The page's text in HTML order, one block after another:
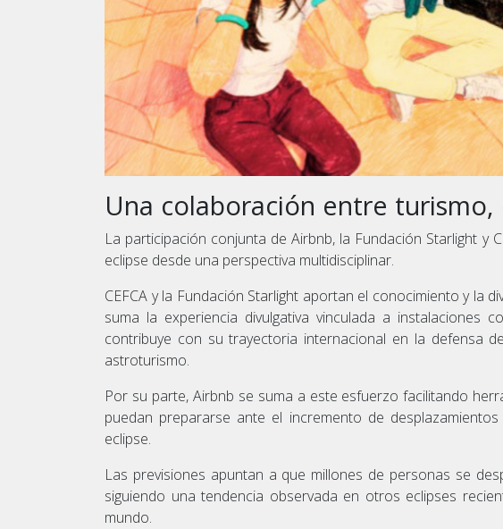
Una colaboración entre turismo,
La participación conjunta de Airbnb, la Fundación Starlight y
eclipse desde una perspectiva multidisciplinar.
CEFCA y la Fundación Starlight aportan el conocimiento y la
suma la experiencia divulgativa vinculada a instalaciones
contribuye con su trayectoria internacional en la defensa
astroturismo.
Por su parte, Airbnb se suma a este esfuerzo facilitando
puedan prepararse ante el incremento de
eclipse.
Las previsiones apuntan a que millones de personas se
siguiendo una tendencia observada en otros eclipses
mundo.